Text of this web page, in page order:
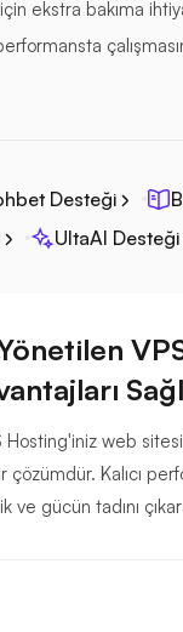
ekstra bakıma
Desteği
UltaAI Desteği
Hosting'iniz web sitesi
çözümdür. Kalıcı
ve gücün tadını